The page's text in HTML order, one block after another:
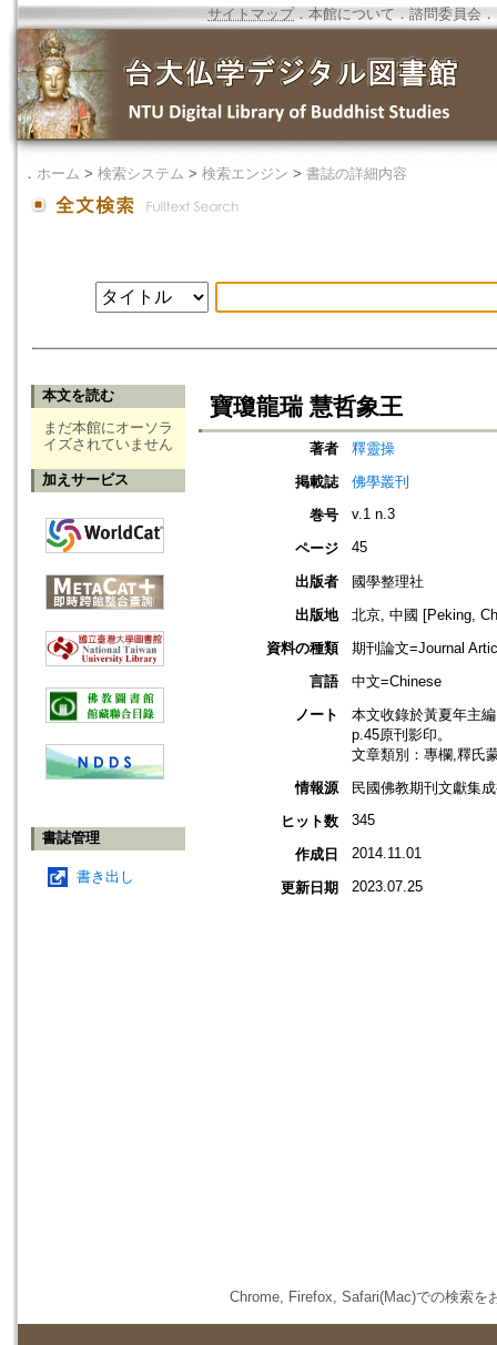
サイトマップ．本館について ． 諮問委員会 ．
． ホーム > 検索システム > 検索エンジン > 書誌の詳細内容
本文を読む
まだ本館にオーソラ
イズされていません
加えサービス
書誌管理
書き出し
寶瓊龍瑞 慧哲象王
著者
釋靈操
掲載誌
佛學叢刊
巻号
v.1 n.3
ページ 45
出版者
國學整理社
出版地
北京, 中國 [Peking,
資料の種類
期刊論文=Journal
言語
中文=Chinese
ノート
本文收錄於黃夏年主
p.45原刊影印。
文章類別：專欄,釋氏
情報源
民國佛教期刊文獻集
ヒット数
345
作成日 2014.11.01
更新日期 2023.07.25
Chrome, Firefox, Safari(Mac)での検索を